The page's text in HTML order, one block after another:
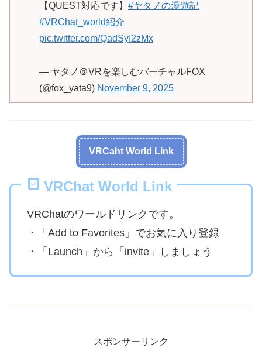
【QUEST対応です】 #ヤタノの漫遊記
#VRChat_world紹介
pic.twitter.com/QadSyI2zMx
— ヤタノ＠VRを楽しむバーチャルFOX
(@fox_yata9) November 9, 2025
VRCaht World Link
VRChat World Link
VRChatのワールドリンクです。
・「Add to Favorites」でお気に入り登録
・「Launch」から「invite」しましょう
スポンサーリンク